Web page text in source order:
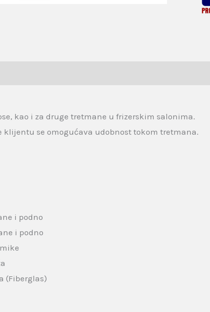
kao i za druge tretmane u frizerskim salonima.
klijentu se omogućava udobnost tokom tretmana.
i podno
i podno
(Fiberglas)